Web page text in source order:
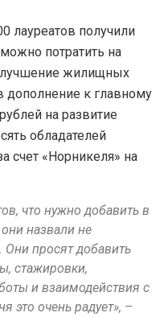
лауреатов получили
потратить на
жилищных
дополнение к главному
на развитие
обладателей
счет «Норникеля» на
что нужно добавить в
назвали не
Они просят добавить
стажировки,
и взаимодействия с
это очень радует», –